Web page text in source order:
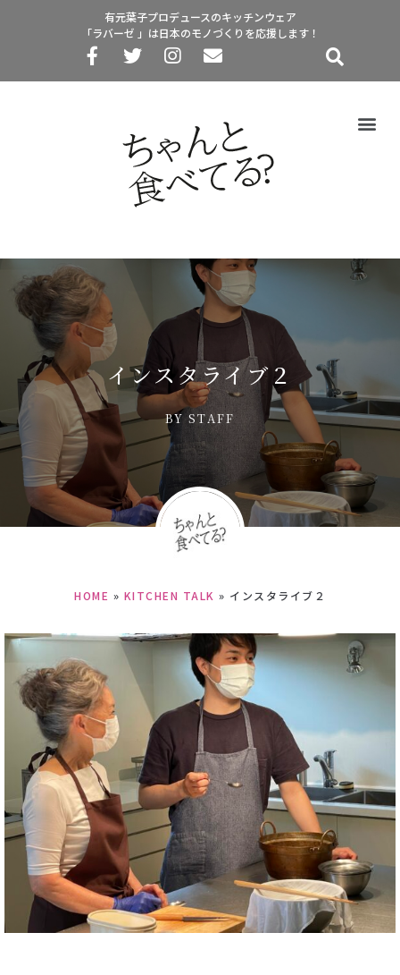
有元葉子プロデュースのキッチンウェア
「ラバーゼ 」は日本のモノづくりを応援します！
インスタライブ２
BYSTAFF
HOME » KITCHEN TALK » インスタライブ２